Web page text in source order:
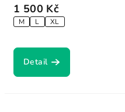
1 500 Kč
M L XL
Detail